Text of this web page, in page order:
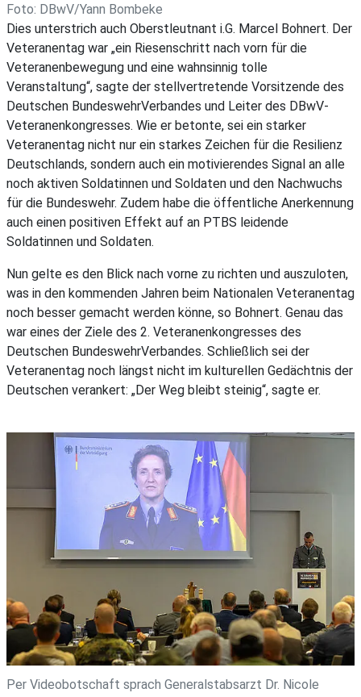
Foto: DBwV/Yann Bombeke
Dies unterstrich auch Oberstleutnant i.G. Marcel Bohnert. Der
Veteranentag war „ein Riesenschritt nach vorn für die
Veteranenbewegung und eine wahnsinnig tolle
Veranstaltung“, sagte der stellvertretende Vorsitzende des
Deutschen BundeswehrVerbandes und Leiter des DBwV-
Veteranenkongresses. Wie er betonte, sei ein starker
Veteranentag nicht nur ein starkes Zeichen für die Resilienz
Deutschlands, sondern auch ein motivierendes Signal an alle
noch aktiven Soldatinnen und Soldaten und den Nachwuchs
für die Bundeswehr. Zudem habe die öffentliche Anerkennung
auch einen positiven Effekt auf an PTBS leidende
Soldatinnen und Soldaten.
Nun gelte es den Blick nach vorne zu richten und auszuloten,
was in den kommenden Jahren beim Nationalen Veteranentag
noch besser gemacht werden könne, so Bohnert. Genau das
war eines der Ziele des 2. Veteranenkongresses des
Deutschen BundeswehrVerbandes. Schließlich sei der
Veteranentag noch längst nicht im kulturellen Gedächtnis der
Deutschen verankert: „Der Weg bleibt steinig“, sagte er.
Per Videobotschaft sprach Generalstabsarzt Dr. Nicole